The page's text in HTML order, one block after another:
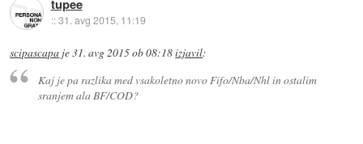
tupee
::31. avg 2015, 11:19
scipascapa je31. avg 2015 ob 08:18izjavil:
Kaj je pa razlika med vsakoletno novo Fifo/Nba/Nhl in ostalim
sranjem ala BF/COD?